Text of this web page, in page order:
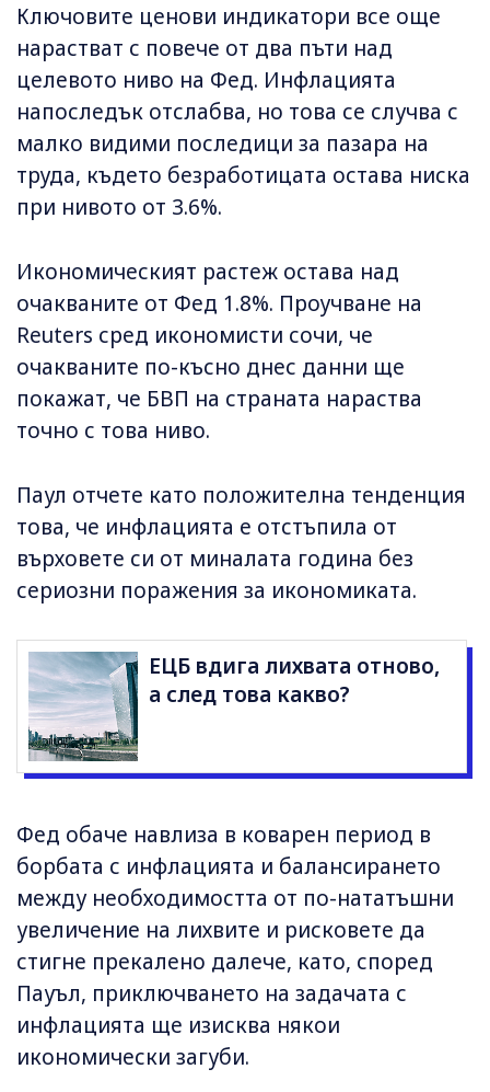
Ключовите ценови индикатори все още
нарастват с повече от два пъти над
целевото ниво на Фед. Инфлацията
напоследък отслабва, но това се случва с
малко видими последици за пазара на
труда, където безработицата остава ниска
при нивото от 3.6%.
Икономическият растеж остава над
очакваните от Фед 1.8%. Проучване на
Reuters сред икономисти сочи, че
очакваните по-късно днес данни ще
покажат, че БВП на страната нараства
точно с това ниво.
Паул отчете като положителна тенденция
това, че инфлацията е отстъпила от
върховете си от миналата година без
сериозни поражения за икономиката.
ЕЦБ вдига лихвата отново,
а след това какво?
Фед обаче навлиза в коварен период в
борбата с инфлацията и балансирането
между необходимостта от по-нататъшни
увеличение на лихвите и рисковете да
стигне прекалено далече, като, според
Пауъл, приключването на задачата с
инфлацията ще изисква някои
икономически загуби.